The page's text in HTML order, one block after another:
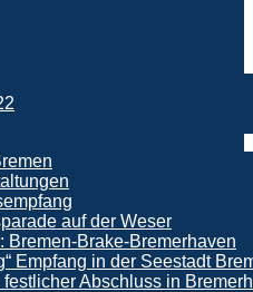
auf der Weser
Bremen-Brake-Bremerhaven
Empfang in der Seestadt
Abschluss in